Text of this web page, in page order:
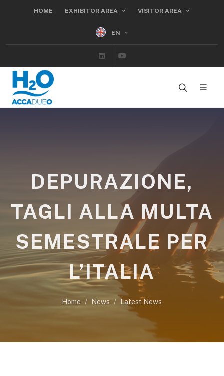
HOME EXHIBITOR AREA VISITOR AREA
EN
Linkedin
DEPURAZIONE,
TAGLI ALLA MULTA
SEMESTRALE PER
L’ITALIA
Home News Latest News